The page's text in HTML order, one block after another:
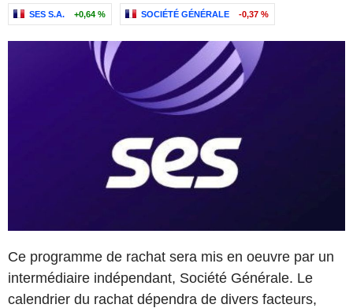
SES S.A. +0,64 % SOCIÉTÉ GÉNÉRALE -0,37 %
Ce programme de rachat sera mis en oeuvre par un
intermédiaire indépendant, Société Générale. Le
calendrier du rachat dépendra de divers facteurs,